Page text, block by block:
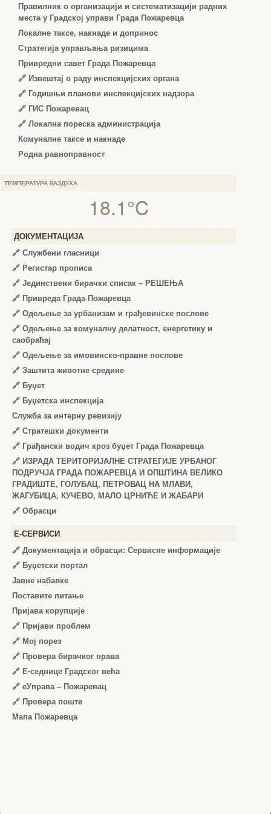
Правилник о организацији и систематизацији радних
места у Градској управи Града Пожаревца
Локалне таксе, накнаде и допринос
Стратегија управљања ризицима
Привредни савет Града Пожаревца
🔗 Извештај о раду инспекцијских органа
🔗 Годишњи планови инспекцијских надзора
🔗 ГИС Пожаревац
🔗 Локална пореска администрација
Комуналне таксе и накнаде
Родна равноправност
ТЕМПЕРАТУРА ВАЗДУХА
18.1°C
ДОКУМЕНТАЦИЈА
🔗 Службени гласници
🔗 Регистар прописа
🔗 Јединствени бирачки списак – РЕШЕЊА
🔗 Привреда Града Пожаревца
🔗 Одељење за урбанизам и грађевинске послове
🔗 Одељење за комуналну делатност, енергетику и
саобраћај
🔗 Одељење за имовинско-правне послове
🔗 Заштита животне средине
🔗 Буџет
🔗 Буџетска инспекција
Служба за интерну ревизију
🔗 Стратешки документи
🔗 Грађански водич кроз буџет Града Пожаревца
🔗 ИЗРАДА ТЕРИТОРИЈАЛНЕ СТРАТЕГИЈЕ УРБАНОГ
ПОДРУЧЈА ГРАДА ПОЖАРЕВЦА И ОПШТИНА ВЕЛИКО
ГРАДИШТЕ, ГОЛУБАЦ, ПЕТРОВАЦ НА МЛАВИ,
ЖАГУБИЦА, КУЧЕВО, МАЛО ЦРНИЋЕ И ЖАБАРИ
🔗 Обрасци
Е-СЕРВИСИ
🔗 Документација и обрасци: Сервисне информације
🔗 Буџетски портал
Јавне набавке
Поставите питање
Пријава корупције
🔗 Пријави проблем
🔗 Мој порез
🔗 Провера бирачког права
🔗 Е-седнице Градског већа
🔗 еУправа – Пожаревац
🔗 Провера поште
Мапа Пожаревца